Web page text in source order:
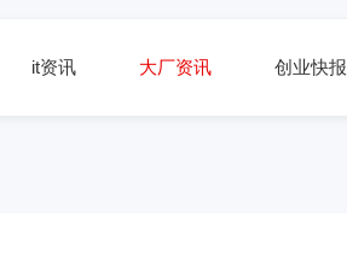
it资讯 大厂资讯 创业快报